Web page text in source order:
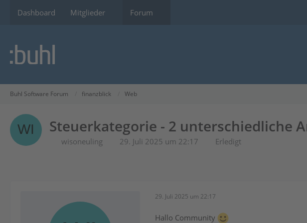
Dashboard Mitglieder Forum
Buhl Software Forum finanzblick Web
Steuerkategorie - 2 unterschiedliche
wisoneuling 29. Juli 2025 um 22:17 Erledigt
29. Juli 2025 um 22:17
Hallo Community